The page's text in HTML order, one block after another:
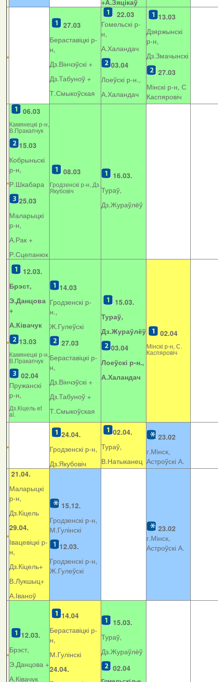
+А.Зяцікаў
27.03
Бераставіцкі р-
н,
Дз.Вінчэўскі +
Дз.Табуноў +
Т.Смыкоўская
22.03
Гомельскі р-
н,
А.Халандач
03.04
Лоеўскі р-н.,
А.Халандач
13.03
Дзяржынскі
р-н,
Дз.Змачынскі
27.03
Мінскі р-н, С
Каспяровіч
06.03
Камянецкі р-н,
В.Пракапчук
15.03
Кобрыньскі
р-н,
Р.Шкабара
25.03
Маларыцкі
р-н,
А.Рак +
Р.Сцепанюк
08.03
Гродзенскі р-н, Дз.
Якубовіч
16.03.
Тураў,
Дз.Жураўлёў
12.03.
Брэст,
Э.Данцова
+
А.Ківачук
13.03
Камянецкі р-н,
В.Пракапчук
02.04
Пружанскі
р-н,
Дз.Кіцель et
al.
14.03
Гродзенскі р-
н.,
Ж.Гулеўскі
27.03
Бераставіцкі р-
н,
Дз.Вінчэўскі +
Дз.Табуноў +
Т.Смыкоўская
15.03.
Тураў,
Дз.Жураўлёў
03.04
Лоеўскі р-н.,
А.Халандач
02.04
Мінскі р-н, С.
Каспяровіч
24.04.
Гродзенскі р-н,
Дз.Якубовіч
02.04.
Тураў,
В.Натыканец
23.02
г.Мінск,
Астроўскі А.
21.04.
Маларыцкі
р-н,
Дз.Кіцель
29.04.
Івацевіцкі р-
н,
Дз.Кіцель+
В.Лукшыц+
А.Іваноў
15.12.
Гродзенскі р-н,
М.Гулінскі
12.03.
Гродзенскі р-н,
Ж.Гулеўскі
23.02
г.Мінск,
Астроўскі А.
12.03.
Брэст,
Э.Данцова +
А.Ківачук
14.04
Бераставіцкі р-
н,
М.Гулінскі
24.04.
15.03.
Тураў,
Дз.Жураўлёў
02.04